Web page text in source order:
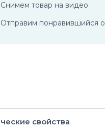
Снимем товар на видео
Отправим понравившийся
свойства